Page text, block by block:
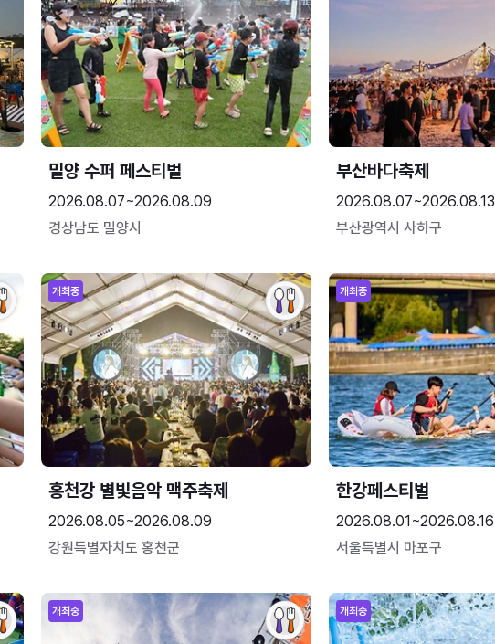
밀양 수퍼 페스티벌
2026.08.07~2026.08.09
경상남도 밀양시
부산바다축제
2026.08.07~2026.08.13
부산광역시 사하구
개최중
홍천강 별빛음악 맥주축제
2026.08.05~2026.08.09
강원특별자치도 홍천군
개최중
한강페스티벌
2026.08.01~2026.08.16
서울특별시 마포구
개최중 개최중